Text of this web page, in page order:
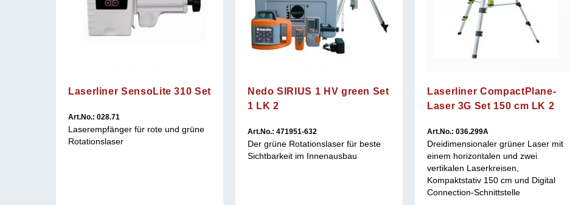
Laserliner SensoLite 310 Set
Art.No.: 028.71
Laserempfänger für rote und grüne
Rotationslaser
Nedo SIRIUS 1 HV green Set
1 LK 2
Art.No.: 471951-632
Der grüne Rotationslaser für beste
Sichtbarkeit im Innenausbau
Laserliner CompactPlane-
Laser 3G Set 150 cm LK 2
Art.No.: 036.299A
Dreidimensionaler grüner Laser mit
einem horizontalen und zwei
vertikalen Laserkreisen,
Kompaktstativ 150 cm und Digital
Connection-Schnittstelle